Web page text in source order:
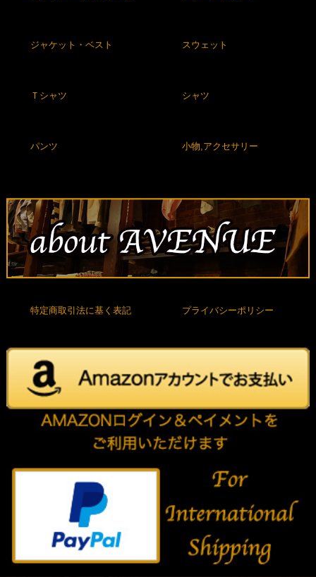
ジャケット・ベスト スウェット
Ｔシャツ シャツ
パンツ 小物,アクセサリー
特定商取引法に基く表記 プライバシーポリシー